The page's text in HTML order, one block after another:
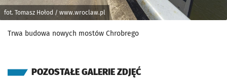
fot. Tomasz Hołod / www.wroclaw.pl
Trwa budowa nowych mostów Chrobrego
POZOSTAŁE GALERIE ZDJĘĆ